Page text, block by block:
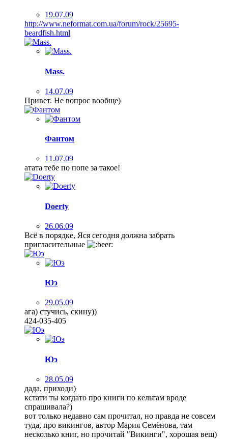
19.07.09
http://www.neformat.com.ua/forum/rock/25695-
beardfish.html
Mass.
14.07.09
Привет. Не вопрос вообще)
Фантом
11.07.09
атата тебе по попе за такое!
Doerty
26.06.09
Всё в порядке, Яся сегодня должна забрать
пригласительные
Юэ
29.05.09
ага) стучись, скину))
424-035-405
Юэ
28.05.09
дада, приходи)
кстати ты когдато про книги по кельтам вроде
спрашивала?)
вот только недавно сам прочитал, но правда не совсем
туда, про викингов, автор Мария Семёнова, там
несколько книг, но прочитай "Викинги", хорошая вещ)